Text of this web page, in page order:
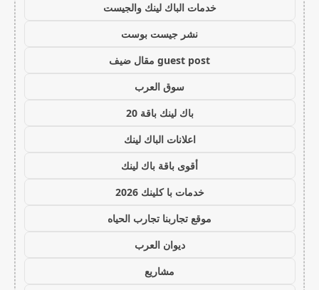
خدمات الباك لينك والجيست
نشر جيست بوست
guest post مقال ضيف
سوق العرب
باك لينك باقة 20
اعلانات الباك لينك
أقوى باقة باك لينك
خدمات با كلينك 2026
موقع تجاربنا تجارب الحياه
ديوان العرب
مشاريع